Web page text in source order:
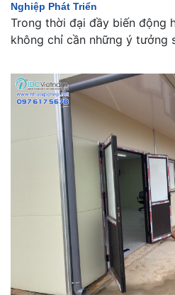
Nghiệp Phát Triển
Trong thời đại đầy biến động
không chỉ cần những ý tưởng